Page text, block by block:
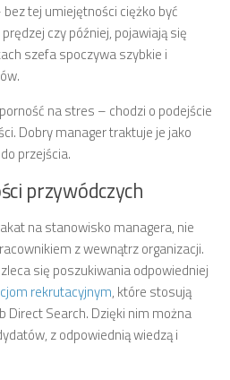
tej umiejętności ciężko być
czy później, pojawiają się
szefa spoczywa szybkie i
na stres – chodzi o podejście
Dobry manager traktuje je jako
przejścia.
przywódczych
na stanowisko managera, nie
z wewnątrz organizacji.
się poszukiwania odpowiedniej
rekrutacyjnym, które stosują
Direct Search. Dzięki nim można
z odpowiednią wiedzą i